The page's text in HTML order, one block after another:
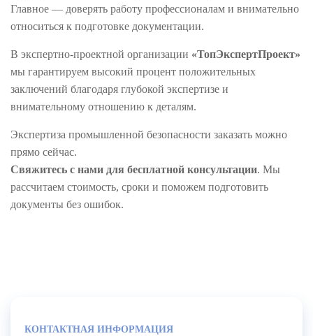
Главное — доверять работу профессионалам и внимательно
относиться к подготовке документации.
В экспертно-проектной организации «ТопЭкспертПроект»
мы гарантируем высокий процент положительных
заключений благодаря глубокой экспертизе и
внимательному отношению к деталям.
Экспертиза промышленной безопасности заказать можно
прямо сейчас.
Свяжитесь с нами для бесплатной консультации. Мы
рассчитаем стоимость, сроки и поможем подготовить
документы без ошибок.
КОНТАКТНАЯ ИНФОРМАЦИЯ